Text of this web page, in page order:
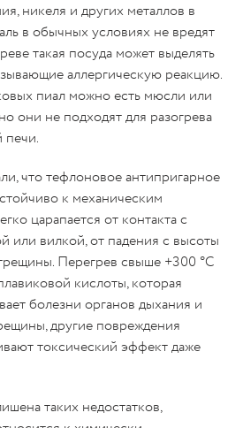
никеля и других металлов в
в обычных условиях не вредят
такая посуда может выделять
аллергическую реакцию.
пиал можно есть мюсли или
они не подходят для разогрева
печи.
что тефлоновое антипригарное
к механическим
царапается от контакта с
или вилкой, от падения с высоты
Перегрев свыше +300 °C
кислоты, которая
болезни органов дыхания и
другие повреждения
токсический эффект даже
таких недостатков,